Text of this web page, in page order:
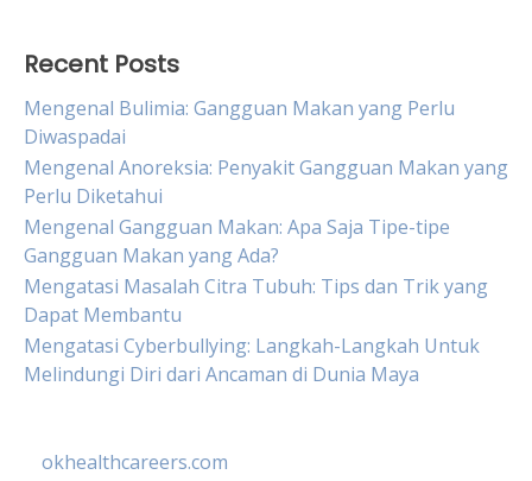
Recent Posts
Mengenal Bulimia: Gangguan Makan yang Perlu
Diwaspadai
Mengenal Anoreksia: Penyakit Gangguan Makan yang
Perlu Diketahui
Mengenal Gangguan Makan: Apa Saja Tipe-tipe
Gangguan Makan yang Ada?
Mengatasi Masalah Citra Tubuh: Tips dan Trik yang
Dapat Membantu
Mengatasi Cyberbullying: Langkah-Langkah Untuk
Melindungi Diri dari Ancaman di Dunia Maya
okhealthcareers.com